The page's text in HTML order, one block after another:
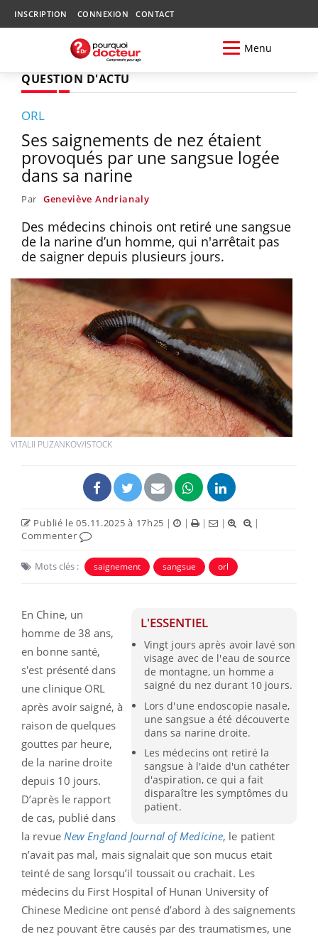
INSCRIPTION CONNEXION CONTACT
Menu
QUESTION D'ACTU
ORL
Ses saignements de nez étaient
provoqués par une sangsue logée
dans sa narine
Par Geneviève Andrianaly
Des médecins chinois ont retiré une sangsue
de la narine d’un homme, qui n'arrêtait pas
de saigner depuis plusieurs jours.
VITALII PUZANKOV/ISTOCK
Publié le 05.11.2025 à 17h25 | | | |
|
Commenter
Mots clés : saignement sangsue orl
L'ESSENTIEL
Vingt jours après avoir lavé son
visage avec de l'eau de source
de montagne, un homme a
saigné du nez durant 10 jours.
Lors d'une endoscopie nasale,
une sangsue a été découverte
dans sa narine droite.
Les médecins ont retiré la
sangsue à l'aide d'un cathéter
d'aspiration, ce qui a fait
disparaître les symptômes du
patient.
En Chine, un
homme de 38 ans,
en bonne santé,
s'est présenté dans
une clinique ORL
après avoir saigné, à
raison de quelques
gouttes par heure,
de la narine droite
depuis 10 jours.
D’après le rapport
de cas, publié dans
la revue New England Journal of Medicine, le patient
n’avait pas mal, mais signalait que son mucus etait
teinté de sang lorsqu’il toussait ou crachait. Les
médecins du First Hospital of Hunan University of
Chinese Medicine ont pensé d’abord à des saignements
de nez pouvant être causés par des traumatismes, une